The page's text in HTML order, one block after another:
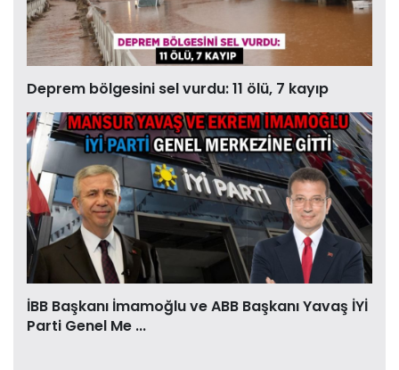
Deprem bölgesini sel vurdu: 11 ölü, 7 kayıp
İBB Başkanı İmamoğlu ve ABB Başkanı Yavaş İYİ
Parti Genel Me ...